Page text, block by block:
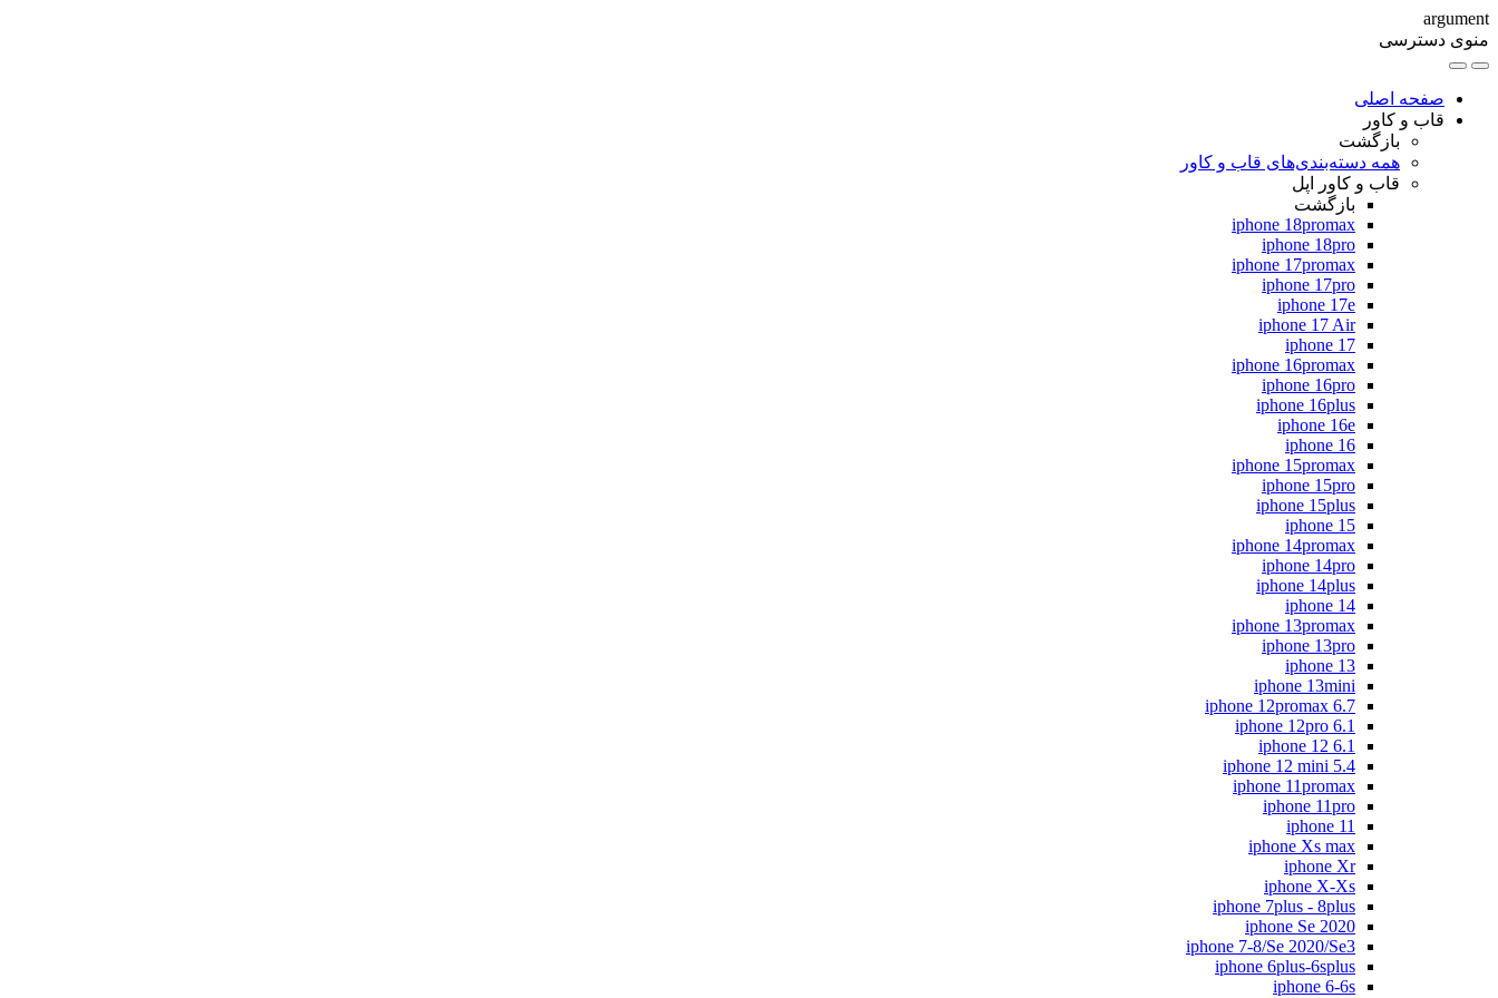
argument
منوی دسترسی
صفحه اصلی
قاب و کاور
بازگشت
همه دسته‌بندی‌های قاب و کاور
قاب و کاور اپل
بازگشت
iphone 18promax
iphone 18pro
iphone 17promax
iphone 17pro
iphone 17e
iphone 17 Air
iphone 17
iphone 16promax
iphone 16pro
iphone 16plus
iphone 16e
iphone 16
iphone 15promax
iphone 15pro
iphone 15plus
iphone 15
iphone 14promax
iphone 14pro
iphone 14plus
iphone 14
iphone 13promax
iphone 13pro
iphone 13
iphone 13mini
iphone 12promax 6.7
iphone 12pro 6.1
iphone 12 6.1
iphone 12 mini 5.4
iphone 11promax
iphone 11pro
iphone 11
iphone Xs max
iphone Xr
iphone X-Xs
iphone 7plus - 8plus
iphone Se 2020
iphone 7-8/Se 2020/Se3
iphone 6plus-6splus
iphone 6-6s